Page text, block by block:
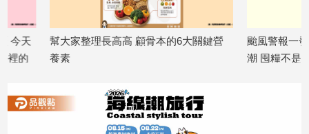
媒
體
投
稿
幫大家整理長高高 顧骨本的6大關鍵營
養素
颱風警報一發布賣場
潮 囤糧不是買越多越